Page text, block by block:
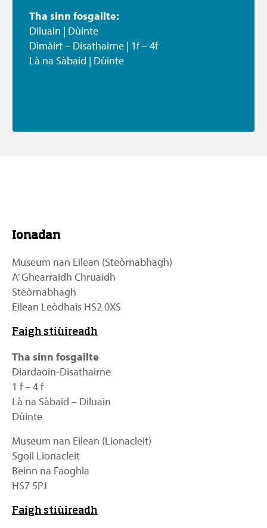
Tha sinn fosgailte:
Diluain | Dùinte
Dimàirt – Disathairne | 1f – 4f
Là na Sàbaid | Dùinte
Ionadan
Museum nan Eilean (Steòrnabhagh)
A’ Ghearraidh Chruaidh
Steòrnabhagh
Eilean Leòdhais HS2 0XS
Faigh stiùireadh
Tha sinn fosgailte
Diardaoin-Disathairne
1 f – 4 f
Là na Sàbaid – Diluain
Dùinte
Museum nan Eilean (Lionacleit)
Sgoil Lionacleit
Beinn na Faoghla
HS7 5PJ
Faigh stiùireadh